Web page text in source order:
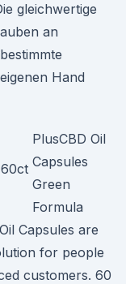
gleichwertige
an
Hand
PlusCBD Oil
Capsules
Green
Formula
Capsules are
for people
customers. 60